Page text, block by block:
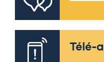
Télé-